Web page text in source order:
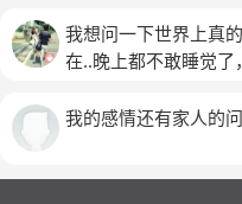
回来有时还让我给他
肯定就不平衡了嘛！
家冷静冷静一下，他
修家的时候他家挂这
架，没次他都会去装
衣服都拿回去了，他
挂，对我一点耐心都
条，他才回我短短一
先把证领了，他想回
我想问一下世界上真
在..晚上都不敢睡觉了
我的感情还有家人的